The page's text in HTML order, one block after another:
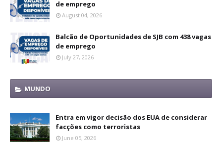
de emprego
August 04, 2026
Balcão de Oportunidades de SJB com 438 vagas
de emprego
July 27, 2026
MUNDO
Entra em vigor decisão dos EUA de considerar
facções como terroristas
June 05, 2026